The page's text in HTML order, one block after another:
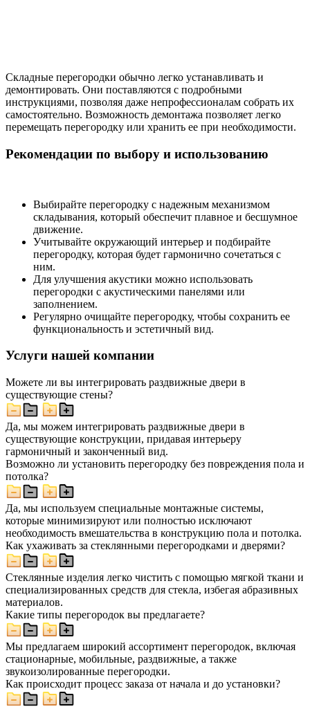
Складные перегородки обычно легко устанавливать и
демонтировать. Они поставляются с подробными
инструкциями, позволяя даже непрофессионалам собрать их
самостоятельно. Возможность демонтажа позволяет легко
перемещать перегородку или хранить ее при необходимости.
Рекомендации по выбору и использованию
Выбирайте перегородку с надежным механизмом
складывания, который обеспечит плавное и бесшумное
движение.
Учитывайте окружающий интерьер и подбирайте
перегородку, которая будет гармонично сочетаться с
ним.
Для улучшения акустики можно использовать
перегородки с акустическими панелями или
заполнением.
Регулярно очищайте перегородку, чтобы сохранить ее
функциональность и эстетичный вид.
Услуги нашей компании
Можете ли вы интегрировать раздвижные двери в
существующие стены?
Да, мы можем интегрировать раздвижные двери в
существующие конструкции, придавая интерьеру
гармоничный и законченный вид.
Возможно ли установить перегородку без повреждения пола и
потолка?
Да, мы используем специальные монтажные системы,
которые минимизируют или полностью исключают
необходимость вмешательства в конструкцию пола и потолка.
Как ухаживать за стеклянными перегородками и дверями?
Стеклянные изделия легко чистить с помощью мягкой ткани и
специализированных средств для стекла, избегая абразивных
материалов.
Какие типы перегородок вы предлагаете?
Мы предлагаем широкий ассортимент перегородок, включая
стационарные, мобильные, раздвижные, а также
звукоизолированные перегородки.
Как происходит процесс заказа от начала и до установки?